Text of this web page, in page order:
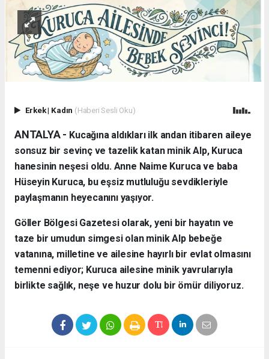
Erkek| Kadın (Haberi Sesli Oku)
ANTALYA - ​ Kucağına aldıkları ilk andan itibaren aileye
sonsuz bir sevinç ve tazelik katan minik Alp, Kuruca
hanesinin neşesi oldu. Anne Naime Kuruca ve baba
Hüseyin Kuruca, bu eşsiz mutluluğu sevdikleriyle
paylaşmanın heyecanını yaşıyor.
​Göller Bölgesi Gazetesi olarak, yeni bir hayatın ve
taze bir umudun simgesi olan minik Alp bebeğe
vatanına, milletine ve ailesine hayırlı bir evlat olmasını
temenni ediyor; Kuruca ailesine minik yavrularıyla
birlikte sağlık, neşe ve huzur dolu bir ömür diliyoruz.